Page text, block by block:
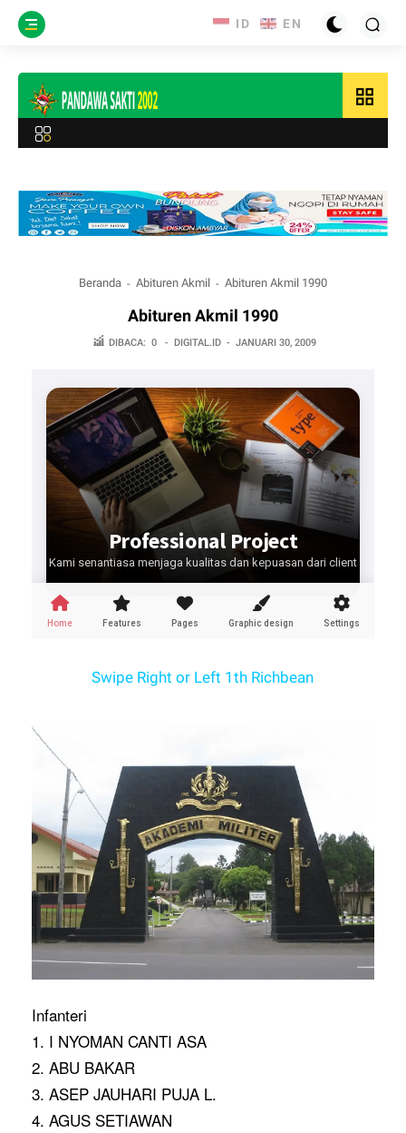
grid_view
Beranda Abituren Akmil Abituren Akmil 1990
Abituren Akmil 1990
DIBACA: 0 - DIGITAL.ID - JANUARI 30, 2009
Swipe Right or Left 1th Richbean
Infanteri
1. I NYOMAN CANTI ASA
2. ABU BAKAR
3. ASEP JAUHARI PUJA L.
4. AGUS SETIAWAN